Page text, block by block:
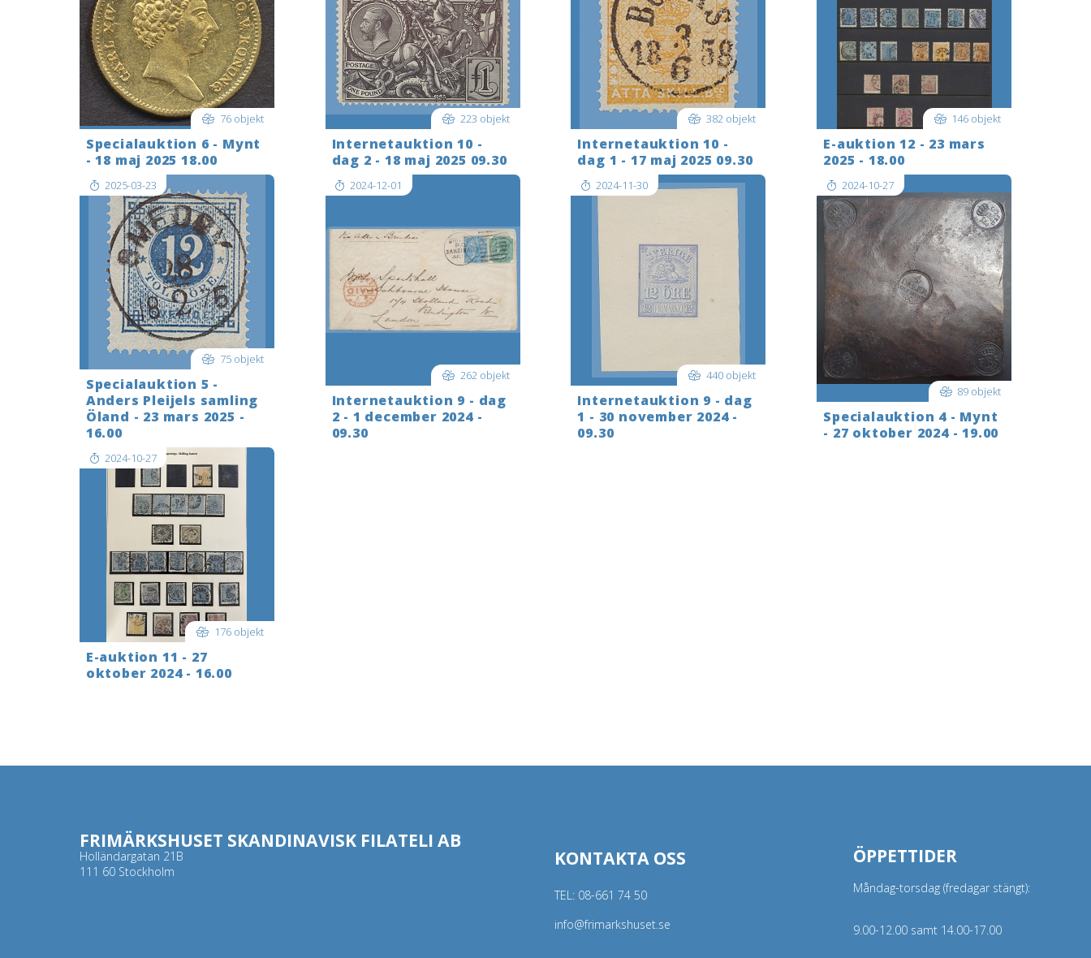
76 objekt
Specialauktion 6 - Mynt
- 18 maj 2025 18.00
223 objekt
Internetauktion 10 -
dag 2 - 18 maj 2025 09.30
382 objekt
Internetauktion 10 -
dag 1 - 17 maj 2025 09.30
146 objekt
E-auktion 12 - 23 mars
2025 - 18.00
2025-03-23
75 objekt
Specialauktion 5 -
Anders Pleijels samling
Öland - 23 mars 2025 -
16.00
2024-12-01
262 objekt
Internetauktion 9 - dag
2 - 1 december 2024 -
09.30
2024-11-30
440 objekt
Internetauktion 9 - dag
1 - 30 november 2024 -
09.30
2024-10-27
89 objekt
Specialauktion 4 - Mynt
- 27 oktober 2024 - 19.00
2024-10-27
176 objekt
E-auktion 11 - 27
oktober 2024 - 16.00
FRIMÄRKSHUSET SKANDINAVISK FILATELI AB
Holländargatan 21B
111 60 Stockholm
KONTAKTA OSS
TEL: 08-661 74 50
info@frimarkshuset.se
ÖPPETTIDER
Måndag-torsdag (fredagar stängt):
9.00-12.00 samt 14.00-17.00